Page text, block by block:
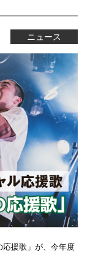
ニュース
応援歌」が、今年度